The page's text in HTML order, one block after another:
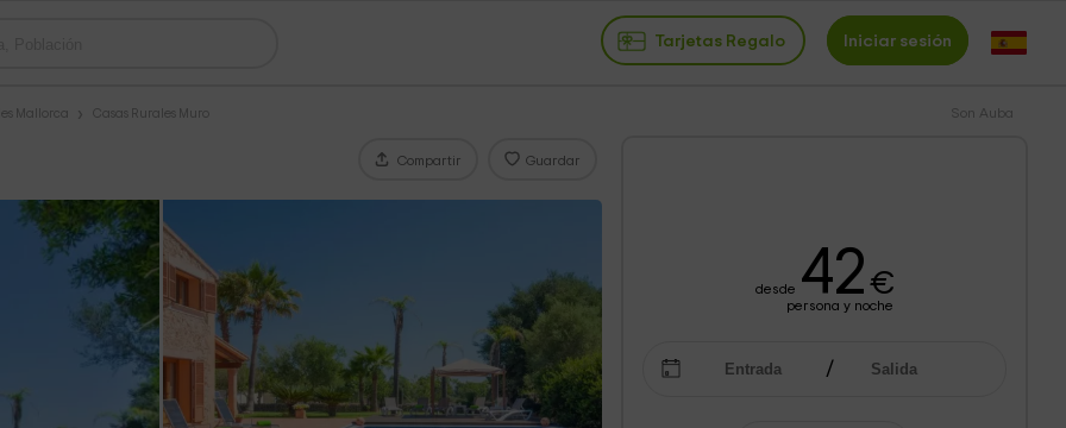
Tarjetas Regalo Iniciar sesión
Mallorca Casas Rurales Muro Son Auba
Compartir Guardar
desde 42€
persona y noche